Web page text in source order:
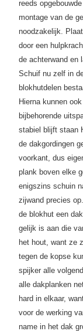
reeds
montage van de
noodzakelijk.
door een
de achterwand en
Schuif nu zelf in
blokhutdelen
Hierna kunnen
bijbehorende
stabiel blijft staan
de dakgordingen
voorkant, dus
plank boven elke
enigszins schuin
zijwand precies
de blokhut een
gelijk is aan die
het hout, want ze
tegen de kopse
spijker alle
alle dakplanken
hard in elkaar,
voor de werking
name in het dak